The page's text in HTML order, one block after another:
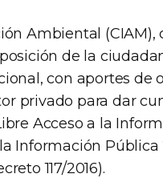
Ambiental (CIAM),
de la
con aportes de
privado para dar
Acceso a la
Información
117/2016).